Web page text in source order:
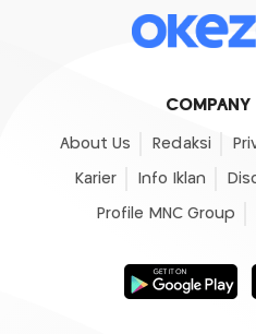
COMPANY
About Us Redaksi
Karier Info Iklan
Profile MNC Group